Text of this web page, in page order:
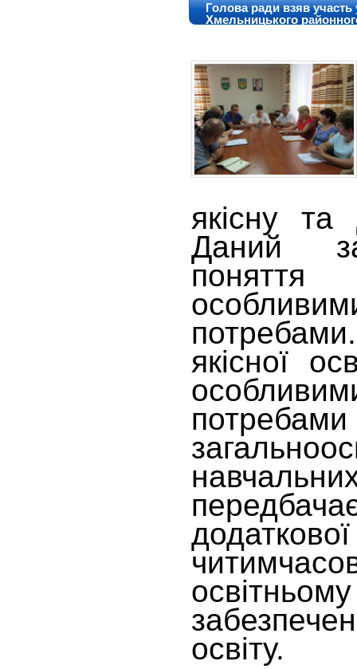
Голова ради взяв участь
Хмельницького
якісну та
Даний
якісної
освіту.